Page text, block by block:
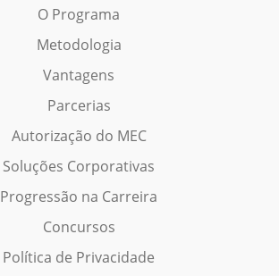
O Programa
Metodologia
Vantagens
Parcerias
Autorização do MEC
Soluções Corporativas
Progressão na Carreira
Concursos
Política de Privacidade